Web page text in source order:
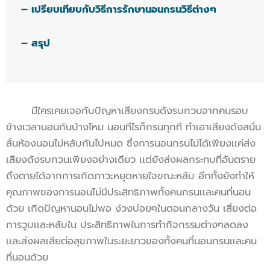
– เปรียบเทียบกับวิธีการรักษานอนกรนวิธีต่างๆ
– สรุป
มีใครเคยเจอกับปัญหาเสียงกรนดังรบกวนจากคนรอบ
ข้างเวลานอนกันบ้างไหม นอนทีไรก็กรนทุกที ทำเอาเสียงดังสนั่น
ลั่นห้องนอนไม่หลับกันไปหมด ซึ่งการนอนกรนไม่ได้เพียงเเค่ส่ง
เสียงดังรบกวนเพียงอย่างเดียว เเต่ยังส่งผลกระทบที่อันตราย
ถึงตายได้จากการเกิดภาวะหยุดหายใจขณะหลับ อีกทั้งยังทำให้
คุณภาพของการนอนไม่มีประสิทธิภาพทั้งคนกรนเเละคนที่นอน
ด้วย เกิดปัญหานอนไม่พอ ง่วงบ่อยๆในตอนกลางวัน เสี่ยงต่อ
การวูบเเละหลับใน ประสิทธิภาพในการทำกิจกรรมต่างๆลดลง
เเละส่งผลเสียต่อสุขภาพในระยะยาวของทั้งคนที่นอนกรนเเละคน
ที่นอนด้วย